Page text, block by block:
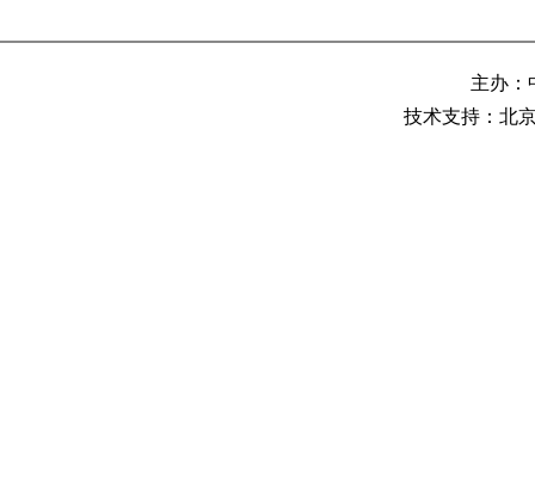
主办：
技术支持：北